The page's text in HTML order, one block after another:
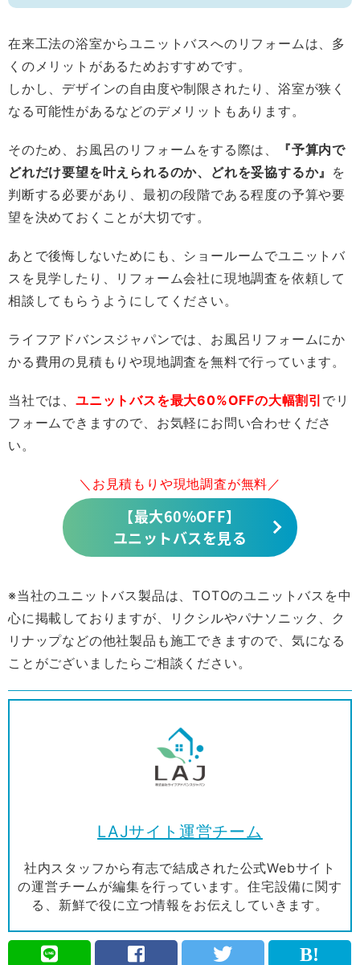
在来工法の浴室からユニットバスへのリフォームは、多
くのメリットがあるためおすすめです。
しかし、デザインの自由度や制限されたり、浴室が狭く
なる可能性があるなどのデメリットもあります。
そのため、お風呂のリフォームをする際は、
『予算内で
どれだけ要望を叶えられるのか、どれを妥協するか』 を
判断する必要があり、最初の段階である程度の予算や要
望を決めておくことが大切です。
あとで後悔しないためにも、ショールームでユニットバ
スを見学したり、リフォーム会社に現地調査を依頼して
相談してもらうようにしてください。
ライフアドバンスジャパンでは、お風呂リフォームにか
かる費用の見積もりや現地調査を無料で行っています。
当社では、 ユニットバスを最大60%OFFの大幅割引 でリ
フォームできますので、お気軽にお問い合わせくださ
い。
＼お見積もりや現地調査が無料／
【最大60%OFF】
ユニットバスを見る
※当社のユニットバス製品は、TOTOのユニットバスを中
心に掲載しておりますが、リクシルやパナソニック、ク
リナップなどの他社製品も施工できますので、気になる
ことがございましたらご相談ください。
LAJサイト運営チーム
社内スタッフから有志で結成された公式Webサイト
の運営チームが編集を行っています。住宅設備に関す
る、新鮮で役に立つ情報をお伝えしていきます。